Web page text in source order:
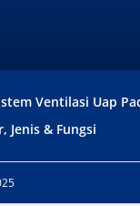
Ventilasi Uap
Jenis & Fungsi